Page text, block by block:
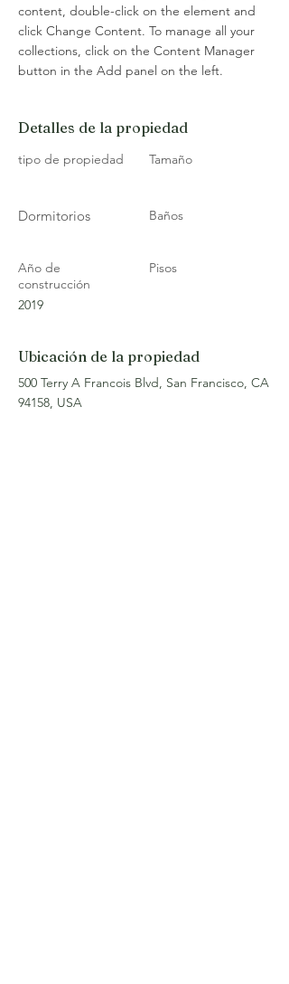
content, double-click on the element and
click Change Content. To manage all your
collections, click on the Content Manager
button in the Add panel on the left.
Detalles de la propiedad
tipo de propiedad
Dormitorios
Año de
construcción
2019
Tamaño
Baños
Pisos
Ubicación de la propiedad
500 Terry A Francois Blvd, San Francisco, CA
94158, USA